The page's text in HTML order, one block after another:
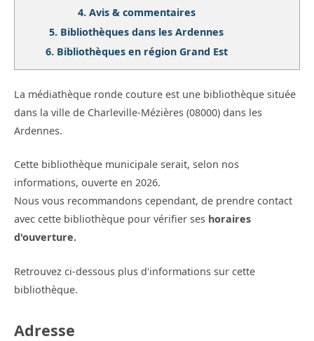
4. Avis & commentaires
5. Bibliothèques dans les Ardennes
6. Bibliothèques en région Grand Est
La médiathèque ronde couture est une bibliothèque située
dans la ville de Charleville-Mézières (08000) dans les
Ardennes.
Cette bibliothèque municipale serait, selon nos
informations, ouverte en 2026.
Nous vous recommandons cependant, de prendre contact
avec cette bibliothèque pour vérifier ses horaires
d'ouverture.
Retrouvez ci-dessous plus d'informations sur cette
bibliothèque.
Adresse